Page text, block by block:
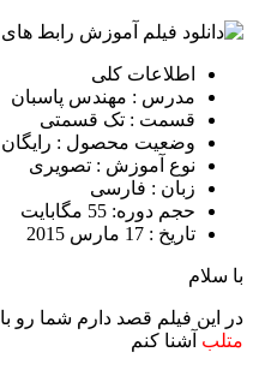
اطلاعات کلی
مدرس : مهندس پاسبان
قسمت : تک قسمتی
وضعیت محصول : رایگان
نوع آموزش : تصویری
زبان : فارسی
حجم دوره: 55 مگابایت
تاریخ : 17 مارس 2015
با سلام
در این فیلم قصد دارم شما رو با
متلب آشنا کنم